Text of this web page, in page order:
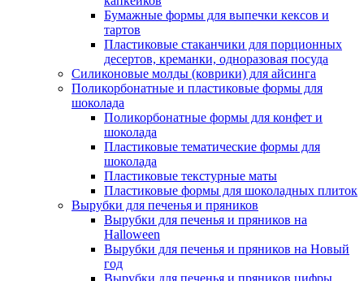
Бумажные формы для выпечки кексов и
тартов
Пластиковые стаканчики для порционных
десертов, креманки, одноразовая посуда
Силиконовые молды (коврики) для айсинга
Поликорбонатные и пластиковые формы для
шоколада
Поликорбонатные формы для конфет и
шоколада
Пластиковые тематические формы для
шоколада
Пластиковые текстурные маты
Пластиковые формы для шоколадных плиток
Вырубки для печенья и пряников
Вырубки для печенья и пряников на
Halloween
Вырубки для печенья и пряников на Новый
год
Вырубки для печенья и пряников цифры